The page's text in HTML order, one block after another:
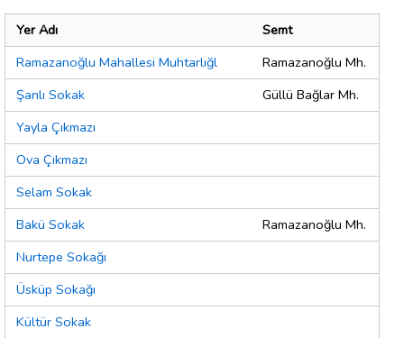
Yer Adı
Semt
Ramazanoğlu Mahallesi Muhtarlığl
Ramazanoğlu Mh.
Şanlı Sokak
Güllü Bağlar Mh.
Yayla Çıkmazı
Ova Çıkmazı
Selam Sokak
Bakü Sokak
Ramazanoğlu Mh.
Nurtepe Sokağı
Üsküp Sokağı
Kültür Sokak